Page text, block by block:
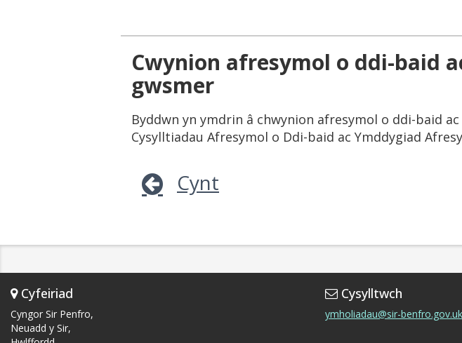
Cwynion afresymol o ddi-baid
gwsmer
Byddwn yn ymdrin â chwynion afresymol o ddi-baid
Cysylltiadau Afresymol o Ddi-baid ac Ymddygiad
Cynt
Cyfeiriad
Cyngor Sir Penfro,
Neuadd y Sir,
Cysylltwch
ymholiadau@sir-benfro.gov.uk